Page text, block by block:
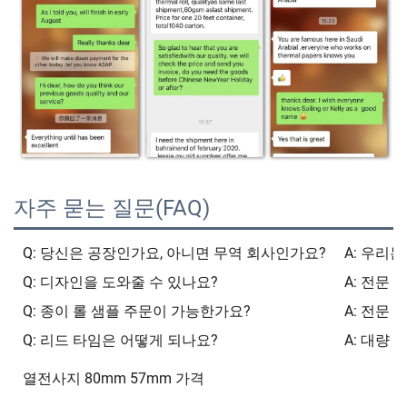
자주 묻는 질문(FAQ)
Q: 당신은 공장인가요, 아니면 무역 회사인가요?
A: 우리
Q: 디자인을 도와줄 수 있나요?
A: 전문
Q: 종이 롤 샘플 주문이 가능한가요?
A: 전문
Q: 리드 타임은 어떻게 되나요?
A: 대량
열전사지 80mm 57mm 가격